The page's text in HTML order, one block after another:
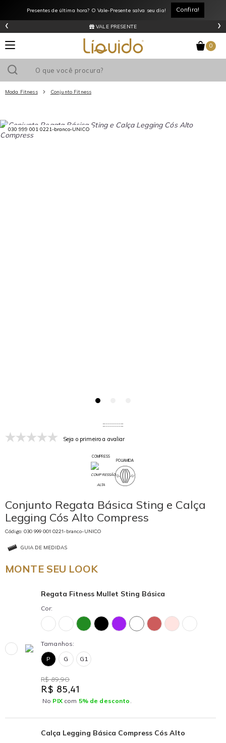
Presentes de última hora? O Vale-Presente salva seu dia! Confira!
VALE PRESENTE
‹ ›
0
Moda Fitness Conjunto Fitness
Utilize o cupom e ganhe R$0de descontoem sua primeira
030 999 001 0221-branco-UNICO
Seja o primeiro a avaliar
COMPRESS
POLIAMIDA
Conjunto Regata Básica Sting e Calça
Legging Cós Alto Compress
Código: 030 999 001 0221-branco-UNICO
GUIA DE MEDIDAS
MONTE SEU LOOK
Regata Fitness Mullet Sting Básica
Cor:
Tamanhos:
P
G G1
R$ 89,90
R$ 85,41
No PIXcom 5% de desconto .
Calça Legging Básica Compress Cós Alto